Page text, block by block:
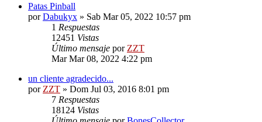
Patas Pinball
porDabukyx » Sab Mar 05, 2022 10:57 pm
1 Respuestas
12451 Vistas
Último mensaje por ZZT
Mar Mar 08, 2022 4:22 pm
un cliente agradecido...
por ZZT » Dom Jul 03, 2016 8:01 pm
7 Respuestas
18124 Vistas